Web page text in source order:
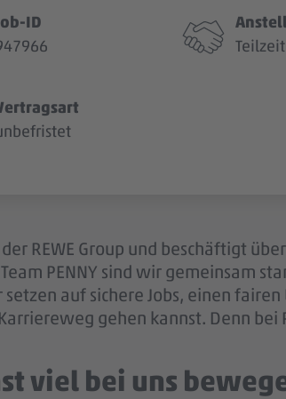
ID
Teilzeit
der REWE Group und beschäftigt
PENNY sind wir gemeinsam
setzen auf sichere Jobs, einen
gehen kannst. Denn bei
viel bei uns